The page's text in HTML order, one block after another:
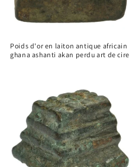
Poids d'or en laiton antique africain
ghana ashanti akan perdu art de cire